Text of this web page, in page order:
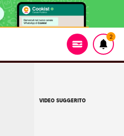
2
VIDEO SUGGERITO